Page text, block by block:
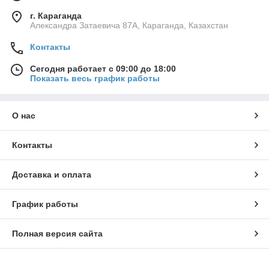
г. Караганда
Александра Затаевича 87А, Караганда, Казахстан
Контакты
Сегодня работает с 09:00 до 18:00
Показать весь график работы
О нас
Контакты
Доставка и оплата
График работы
Полная версия сайта